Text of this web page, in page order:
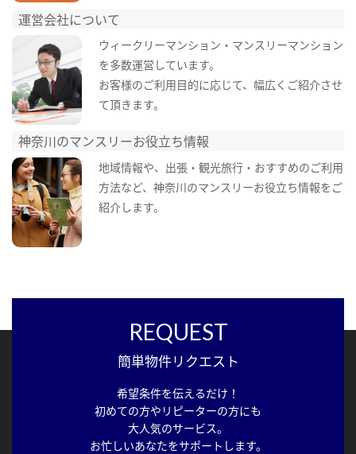
運営会社について
ウィークリーマンション・マンスリーマンション
を多数運営しています。
お客様のご利用目的に応じて、幅広くご紹介させ
て頂きます。
神奈川のマンスリーお役立ち情報
地域情報や、出張・観光旅行・おすすめのご利用
方法など、神奈川のマンスリーお役立ち情報をご
紹介します。
REQUEST
簡単物件リクエスト
希望条件を伝えるだけ！
初めての方やリピーターの方にも
大人気のサービス。
お忙しいあなたをサポートします。